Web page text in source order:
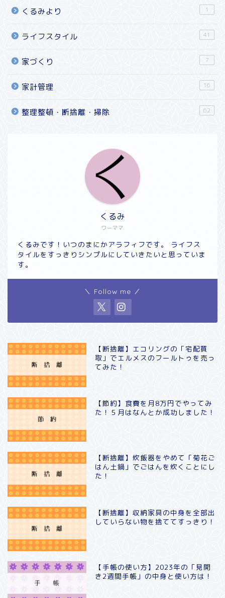
くるみより 1
ライフスタイル 41
家づくり 7
家計管理 16
整理整頓・断捨離・掃除 62
ワーママ
くるみ
くるみです！いつのまにかアラフィフです。 ライフス
タイルをすっきりシンプルにしていきたいと思っていま
す。
＼ Follow me ／
【断捨離】エコリングの「宅配買
取」でエルメスのフールトゥを売っ
てみた！
【節約】食費を月8万円でやってみ
た！５月はなんとか成功しました！
【断捨離】炊飯器をやめて「菊花ご
はん土鍋」でごはんを炊くことにし
た！
【断捨離】収納家具の中身を全部出
していらない物を捨ててすっきり！
【手帳の使い方】2023年の「見開
き2週間手帳」の中身と使い方は！